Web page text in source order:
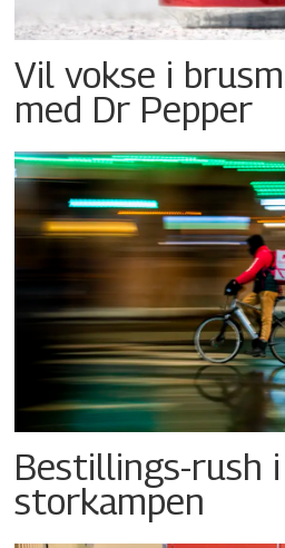
Vil vokse i
med Dr Pepper
Bestillings-rush
storkampen